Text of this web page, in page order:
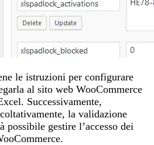
le istruzioni per configurare
al sito web WooCommerce
Successivamente,
la validazione
possibile gestire l’accesso dei